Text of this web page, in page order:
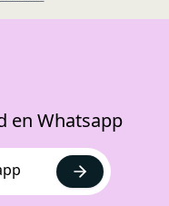
en Whatsapp